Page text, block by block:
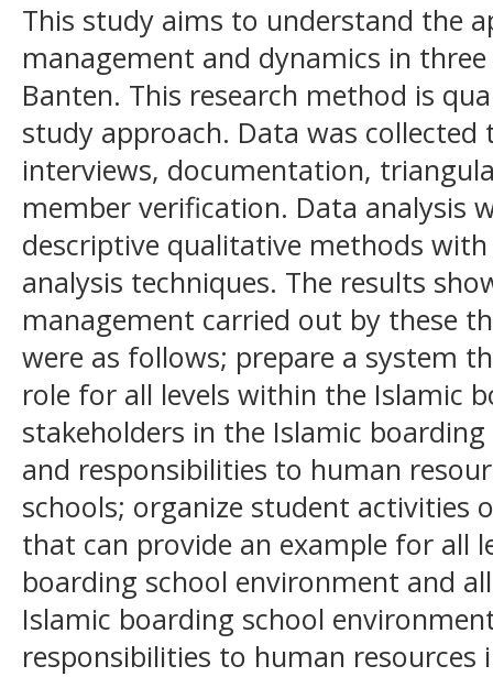
This study aims to understand the
management and dynamics in
Banten. This research method is
study approach. Data was
interviews, documentation,
member verification. Data analysis
descriptive qualitative methods
analysis techniques. The results
management carried out by these
were as follows; prepare a system
role for all levels within the Islamic
stakeholders in the Islamic
and responsibilities to human
schools; organize student activities
that can provide an example for all
boarding school environment and
Islamic boarding school
responsibilities to human resources